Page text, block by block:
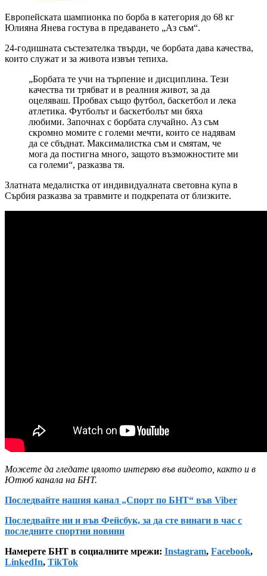
Европейската шампионка по борба в категория до 68 кг
Юлияна Янева гостува в предаването „Аз съм“.
24-годишната състезателка твърди, че борбата дава качества,
които служат и за живота извън тепиха.
„Борбата те учи на търпение и дисциплина. Тези
качества ти трябват и в реалния живот, за да
оцеляваш. Пробвах също футбол, баскетбол и лека
атлетика. Футболът и баскетболът ми бяха
любими. Започнах с борбата случайно. Аз съм
скромно момите с големи мечти, които се надявам
да се сбъднат. Максималистка съм и смятам, че
мога да постигна много, защото възможностите ми
са големи“, разказва тя.
Златната медалистка от индивидуалната световна купа в
Сърбия разказва за травмите и подкрепата от близките.
Можете да гледате цялото интервю във видеото, както и в
Ютюб канала на БНТ.
Последвайте нашия канал „Спорт по БНТ“ във Viber
Последвайте ни и във Фейсбук, за да сте винаги в час с
последните спортни новини
Намерете БНТ в социалните мрежи: Instagram, Facebook,
LinkedIn, TikTok